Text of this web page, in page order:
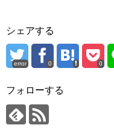
シェアする
error 0 0
フォローする